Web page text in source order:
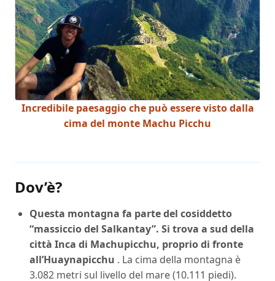
Incredibile paesaggio che può essere visto dalla
cima del monte Machu Picchu
Dov’è?
Questa montagna fa parte del cosiddetto
“massiccio del Salkantay”. Si trova a sud della
città Inca di Machupicchu, proprio di fronte
all’Huaynapicchu . La cima della montagna è
3.082 metri sul livello del mare (10.111 piedi).